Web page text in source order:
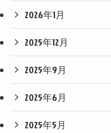
2026年1月
2025年12月
2025年9月
2025年6月
2025年5月